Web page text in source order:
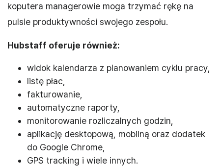
koputera managerowie moga trzymać rękę na
pulsie produktywności swojego zespołu.
Hubstaff oferuje również:
widok kalendarza z planowaniem cyklu pracy,
listę płac,
fakturowanie,
automatyczne raporty,
monitorowanie rozliczalnych godzin,
aplikację desktopową, mobilną oraz dodatek
do Google Chrome,
GPS tracking i wiele innych.